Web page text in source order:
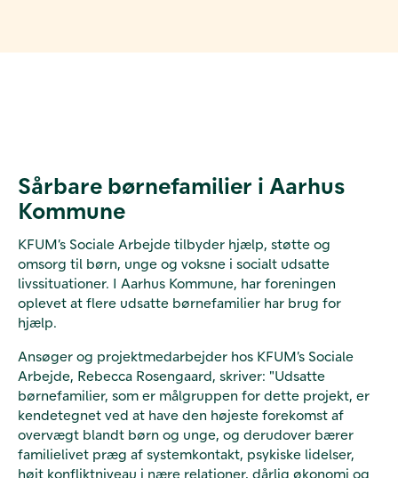
Sårbare børnefamilier i Aarhus
Kommune
KFUM’s Sociale Arbejde tilbyder hjælp, støtte og
omsorg til børn, unge og voksne i socialt udsatte
livssituationer. I Aarhus Kommune, har foreningen
oplevet at flere udsatte børnefamilier har brug for
hjælp.
Ansøger og projektmedarbejder hos KFUM’s Sociale
Arbejde, Rebecca Rosengaard, skriver: "Udsatte
børnefamilier, som er målgruppen for dette projekt, er
kendetegnet ved at have den højeste forekomst af
overvægt blandt børn og unge, og derudover bærer
familielivet præg af systemkontakt, psykiske lidelser,
højt konfliktniveau i nære relationer, dårlig økonomi og